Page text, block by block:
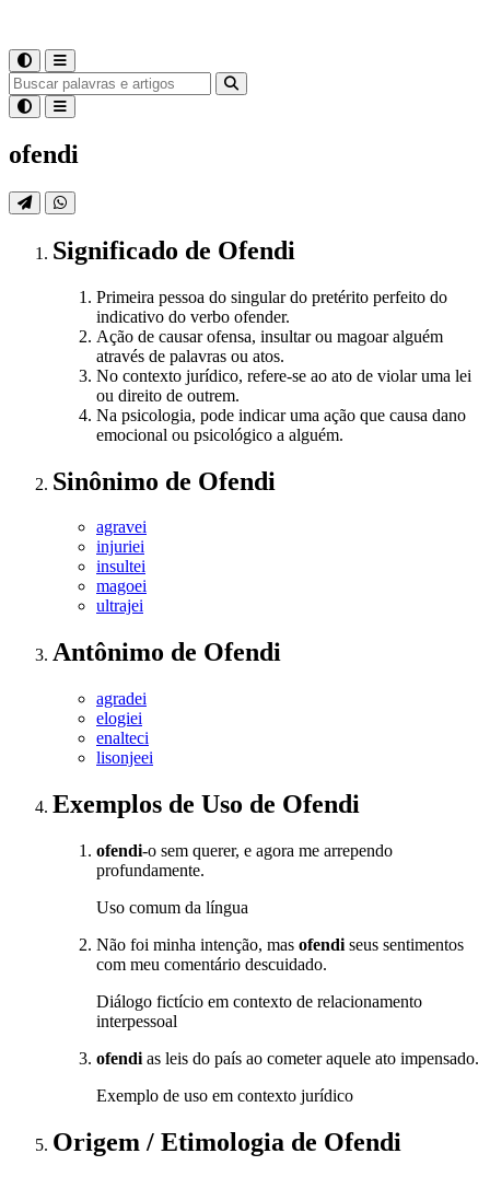
ofendi
Significado de Ofendi
Primeira pessoa do singular do pretérito perfeito do
indicativo do verbo ofender.
Ação de causar ofensa, insultar ou magoar alguém
através de palavras ou atos.
No contexto jurídico, refere-se ao ato de violar uma lei
ou direito de outrem.
Na psicologia, pode indicar uma ação que causa dano
emocional ou psicológico a alguém.
Sinônimo de Ofendi
agravei
injuriei
insultei
magoei
ultrajei
Antônimo de Ofendi
agradei
elogiei
enalteci
lisonjeei
Exemplos de Uso de Ofendi
ofendi-o sem querer, e agora me arrependo
profundamente.
Uso comum da língua
Não foi minha intenção, mas ofendi seus sentimentos
com meu comentário descuidado.
Diálogo fictício em contexto de relacionamento
interpessoal
ofendi as leis do país ao cometer aquele ato impensado.
Exemplo de uso em contexto jurídico
Origem / Etimologia de Ofendi